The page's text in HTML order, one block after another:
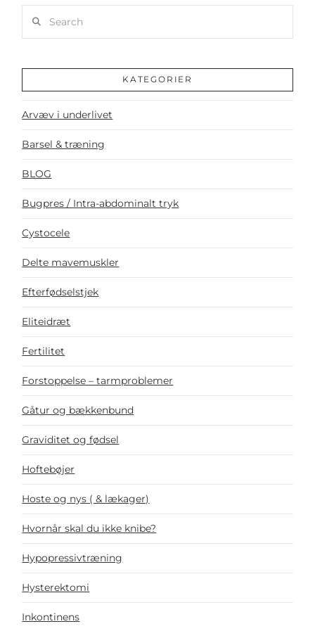
KATEGORIER
Arvæv i underlivet
Barsel & træning
BLOG
Bugpres / Intra-abdominalt tryk
Cystocele
Delte mavemuskler
Efterfødselstjek
Eliteidræt
Fertilitet
Forstoppelse – tarmproblemer
Gåtur og bækkenbund
Graviditet og fødsel
Hoftebøjer
Hoste og nys ( & lækager)
Hvornår skal du ikke knibe?
Hypopressivtræning
Hysterektomi
Inkontinens